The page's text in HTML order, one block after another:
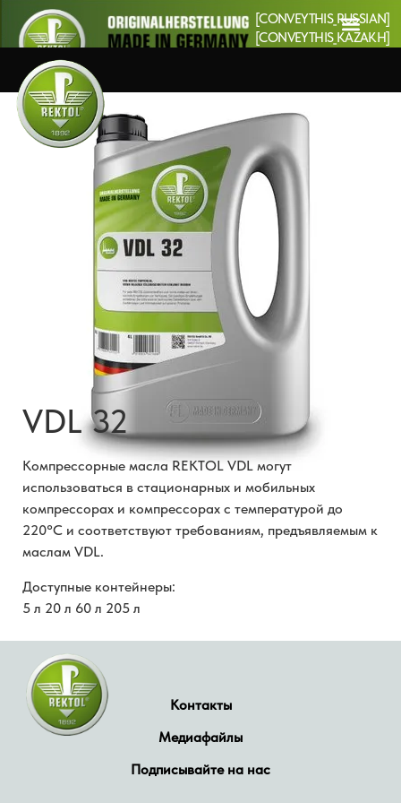
[CONVEYTHIS_RUSSIAN]
[CONVEYTHIS_KAZAKH]
VDL 32
Компрессорные масла REKTOL VDL могут
использоваться в стационарных и мобильных
компрессорах и компрессорах с температурой до
220°С и соответствуют требованиям, предъявляемым к
маслам VDL.
Доступные контейнеры:
5 л 20 л 60 л 205 л
Контакты
Медиафайлы
Подписывайте на нас